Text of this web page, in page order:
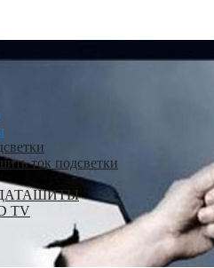
ток подсветки
TV